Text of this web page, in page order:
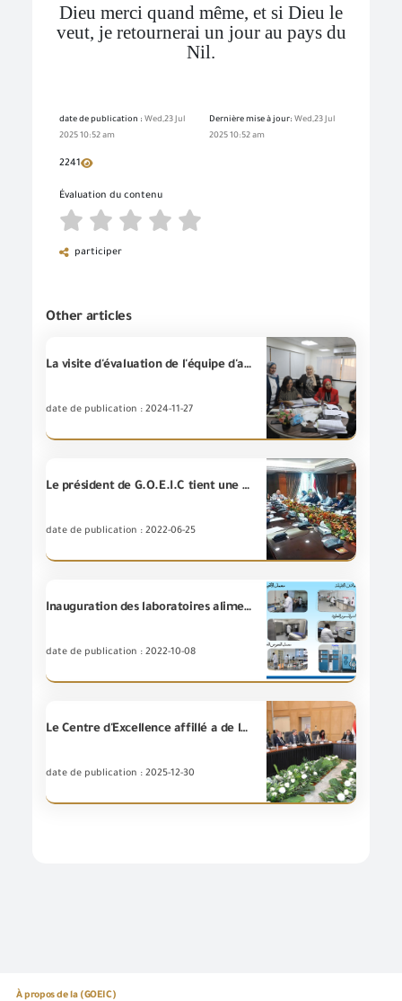
Dieu merci quand même, et si Dieu le
veut, je retournerai un jour au pays du
Nil.
date de publication : Wed,23 Jul
2025 10:52 am
Dernière mise à jour: Wed,23 Jul
2025 10:52 am
2241
Évaluation du contenu
participer
Other articles
La visite d'évaluation de l'équipe d'accréditation du Conseil National de « EGAC » présidée par le Dr/ Mahmoud El-Tayeb pour l'Unité d'Essais de la Compétence technique (Unité PT) a été menée à bien conformément à la norme internationale (ISO / CEI 17043: 2023) du Conseil National pour l’accréditation « EGAC » et reconnue par l'Organisation Européenne (EA)
date de publication : 2024-11-27
Le président de G.O.E.I.C tient une réunion avec des représentants de l'opérateur économique accrédité par l'autorité douanière égyptienne
date de publication : 2022-06-25
Inauguration des laboratoires alimentaires et chimiques à GOEIC au port d’Assouan
date de publication : 2022-10-08
Le Centre d'Excellence affillé a de la (GOEIC) annonce les plans de formation variés pour les programmes de renforcement des capacités au cours du mois de Janvier 2026.
date de publication : 2025-12-30
À propos de la (GOEIC)